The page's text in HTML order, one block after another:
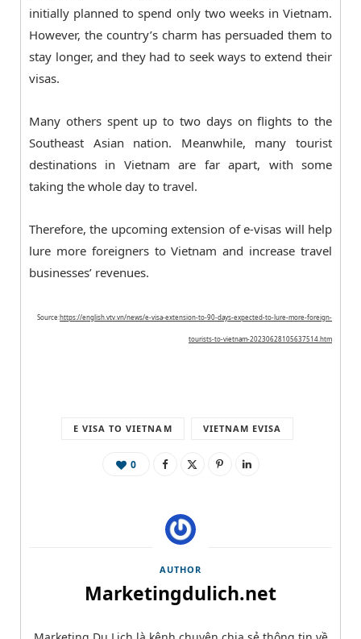
initially planned to spend only two weeks in Vietnam.
However, the country’s charm has persuaded them to
stay longer, and they had to seek ways to extend their
visas.
Many others spent up to two days on flights to the
Southeast Asian nation. Meanwhile, many tourist
destinations in Vietnam are far apart, with some
taking the whole day to travel.
Therefore, the upcoming extension of e-visas will help
lure more foreigners to Vietnam and increase travel
businesses’ revenues.
Source:https://english.vtv.vn/news/e-visa-extension-to-90-days-expected-to-lure-more-foreign-
tourists-to-vietnam-20230628105637514.htm
E VISA TO VIETNAM VIETNAM EVISA
0
AUTHOR
Marketingdulich.net